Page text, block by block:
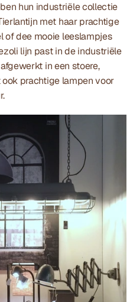
hun industriële collectie
met haar prachtige
of dee mooie leeslampjes
lijn past in de industriële
in een stoere,
prachtige lampen voor